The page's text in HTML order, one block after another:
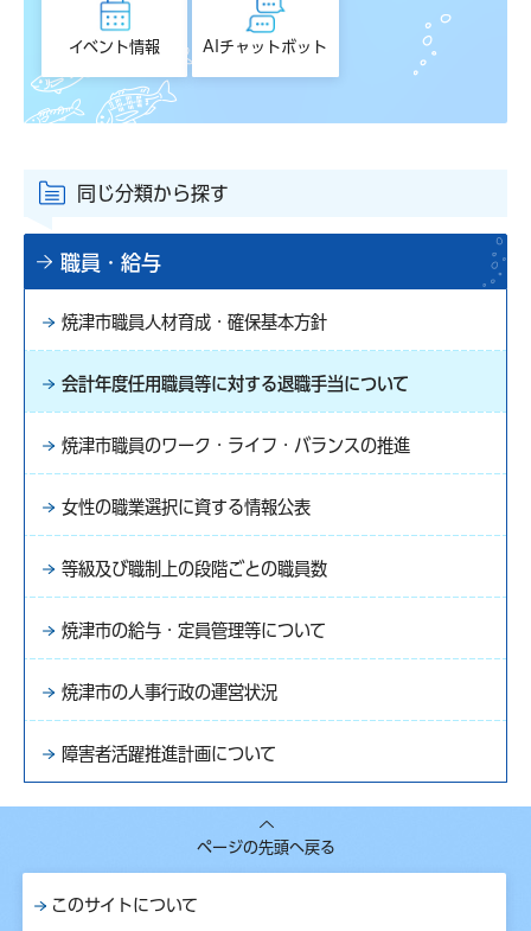
イベント情報 AIチャットボット
同じ分類から探す
職員・給与
焼津市職員人材育成・確保基本方針
会計年度任用職員等に対する退職手当について
焼津市職員のワーク・ライフ・バランスの推進
女性の職業選択に資する情報公表
等級及び職制上の段階ごとの職員数
焼津市の給与・定員管理等について
焼津市の人事行政の運営状況
障害者活躍推進計画について
ページの先頭へ戻る
このサイトについて